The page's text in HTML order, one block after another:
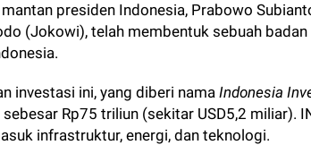
presiden Indonesia, Prabowo
(Jokowi), telah membentuk sebuah
investasi ini, yang diberi nama Indonesia
sebesar Rp75 triliun (sekitar USD5,2 miliar).
infrastruktur, energi, dan teknologi.